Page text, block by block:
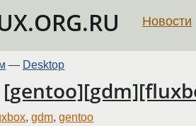
Новости
— Desktop
,gdm,gentoo